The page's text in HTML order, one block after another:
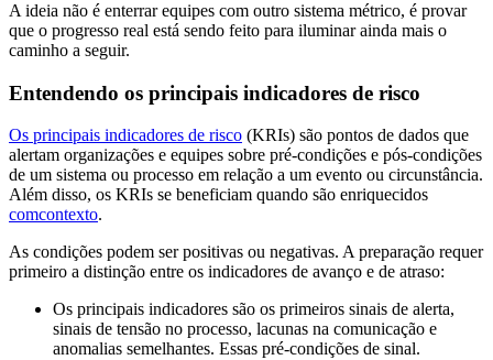
A ideia não é enterrar equipes com outro sistema métrico, é provar
que o progresso real está sendo feito para iluminar ainda mais o
caminho a seguir.
Entendendo os principais indicadores de risco
Os principais indicadores de risco (KRIs) são pontos de dados que
alertam organizações e equipes sobre pré-condições e pós-condições
de um sistema ou processo em relação a um evento ou circunstância.
Além disso, os KRIs se beneficiam quando são enriquecidos
comcontexto.
As condições podem ser positivas ou negativas. A preparação requer
primeiro a distinção entre os indicadores de avanço e de atraso:
Os principais indicadores são os primeiros sinais de alerta,
sinais de tensão no processo, lacunas na comunicação e
anomalias semelhantes. Essas pré-condições de sinal.